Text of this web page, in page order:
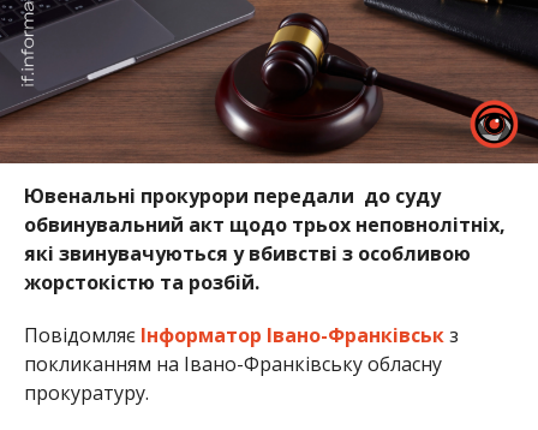
Ювенальні прокурори передали до суду
обвинувальний акт щодо трьох неповнолітніх,
які звинувачуються у вбивстві з особливою
жорстокістю та розбій.
Повідомляє Інформатор Івано-Франківськз
покликанням на Івано-Франківську обласну
прокуратуру.